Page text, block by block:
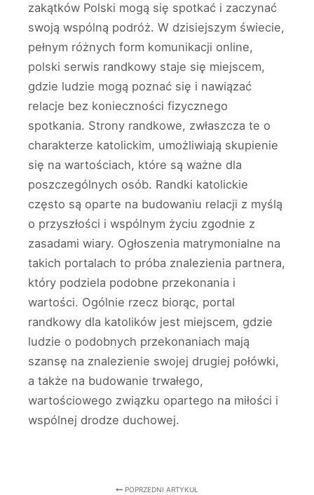
zakątków Polski mogą się spotkać i zaczynać
swoją wspólną podróż. W dzisiejszym świecie,
pełnym różnych form komunikacji online,
polski serwis randkowy staje się miejscem,
gdzie ludzie mogą poznać się i nawiązać
relacje bez konieczności fizycznego
spotkania. Strony randkowe, zwłaszcza te o
charakterze katolickim, umożliwiają skupienie
się na wartościach, które są ważne dla
poszczególnych osób. Randki katolickie
często są oparte na budowaniu relacji z myślą
o przyszłości i wspólnym życiu zgodnie z
zasadami wiary. Ogłoszenia matrymonialne na
takich portalach to próba znalezienia partnera,
który podziela podobne przekonania i
wartości. Ogólnie rzecz biorąc, portal
randkowy dla katolików jest miejscem, gdzie
ludzie o podobnych przekonaniach mają
szansę na znalezienie swojej drugiej połówki,
a także na budowanie trwałego,
wartościowego związku opartego na miłości i
wspólnej drodze duchowej.
POPRZEDNI ARTYKUŁ